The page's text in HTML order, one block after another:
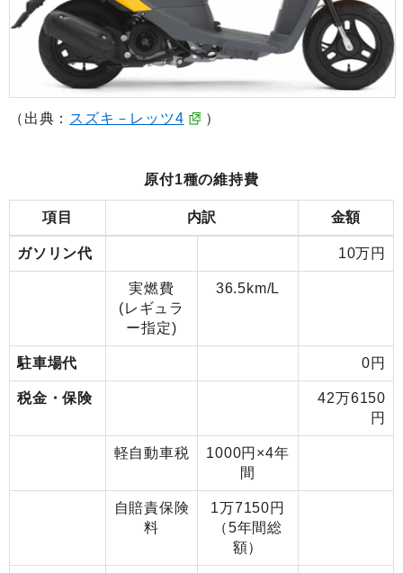
（出典： スズキ－レッツ4 ）
原付1種の維持費
項目 内訳 金額
ガソリン代 10万円
実燃費
(レギュラ
ー指定)
36.5km/L
駐車場代 0円
税金・保険
42万6150
円
軽自動車税
1000円×4年
間
自賠責保険
料
1万7150円
（5年間総
額）